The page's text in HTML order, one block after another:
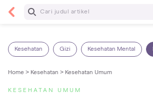
Baca Selanjutnya
Kesehatan Gizi Kesehatan Mental
Home > Kesehatan > Kesehatan Umum
KESEHATAN UMUM